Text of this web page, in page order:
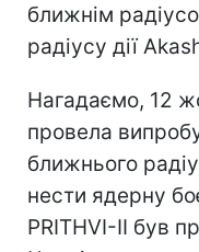
ближнім
радіусу дії
Нагадаємо, 12
провела
ближнього
нести ядерну
PRITHVI-II був